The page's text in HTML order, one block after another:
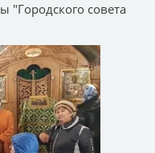
"Городского совета